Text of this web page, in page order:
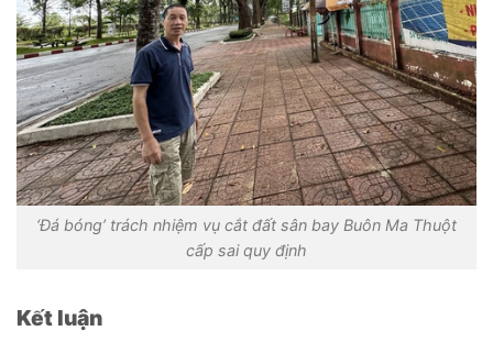
‘Đá bóng’ trách nhiệm vụ cắt đất sân bay Buôn Ma Thuột
cấp sai quy định
Kết luận